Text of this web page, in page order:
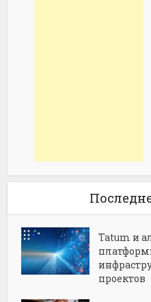
Tatum и
проектов